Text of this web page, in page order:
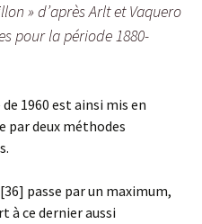
» d’après Arlt et Vaquero
pour la période 1880-
1960 est ainsi mis en
par deux méthodes
passe par un maximum,
à ce dernier aussi